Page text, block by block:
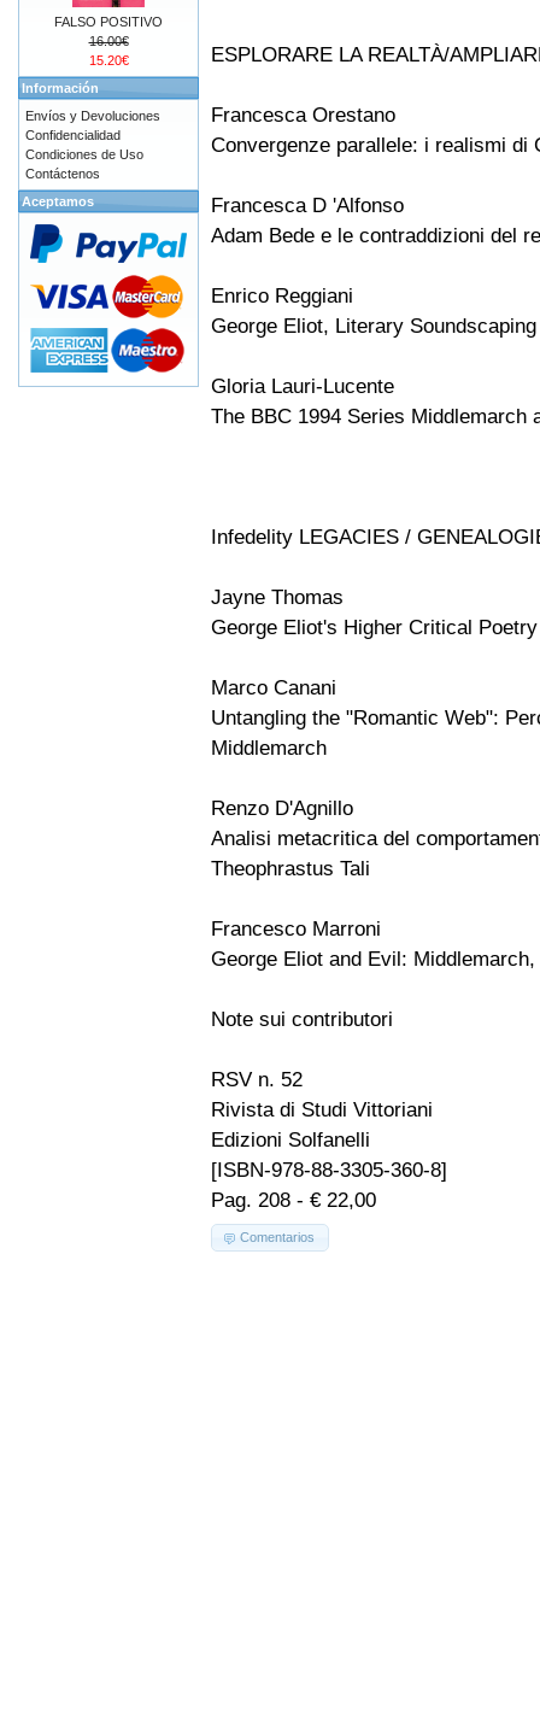
ESPLORARE LA REALTÀ/
Francesca Orestano
Convergenze parallele: i realismi di
Francesca D 'Alfonso
Adam Bede e le contraddizioni del
Enrico Reggiani
George Eliot, Literary
Gloria Lauri-Lucente
The BBC 1994 Series Middlemarch
Infedelity LEGACIES /
Jayne Thomas
George Eliot's Higher Critical
Marco Canani
Untangling the "Romantic Web":
Middlemarch
Renzo D'Agnillo
Analisi metacritica del
Theophrastus Tali
Francesco Marroni
George Eliot and Evil:
Note sui contributori
RSV n. 52
Rivista di Studi Vittoriani
Edizioni Solfanelli
[ISBN-978-88-3305-360-8]
Pag. 208 - € 22,00
Comentarios
FALSO POSITIVO
16.00€
15.20€
Información
Envíos y Devoluciones
Confidencialidad
Condiciones de Uso
Contáctenos
Aceptamos